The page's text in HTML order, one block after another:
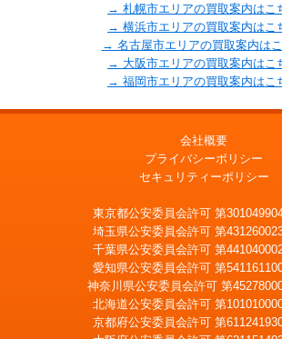
→ 札幌市エリアの買取案内はこ
→ 横浜市エリアの買取案内はこ
→ 名古屋市エリアの買取案内は
→ 大阪市エリアの買取案内はこ
→ 福岡市エリアの買取案内はこ
会社概要
プライバシーポリシー
セキュリティーポリシー
東京都公安委員会許可 第
埼玉県公安委員会許可 第
千葉県公安委員会許可 第
愛知県公安委員会許可 第
神奈川県公安委員会許可 第
北海道公安委員会許可 第
京都府公安委員会許可 第